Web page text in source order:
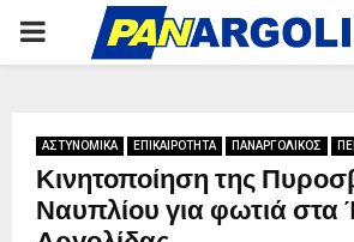
PRIMARY
ΑΣΤΥΝΟΜΙΚΑ ΕΠΙΚΑΙΡΟΤΗΤΑ ΠΑΝΑΡΓΟΛΙΚΟΣ
Κινητοποίηση της
Ναυπλίου για φωτιά στα